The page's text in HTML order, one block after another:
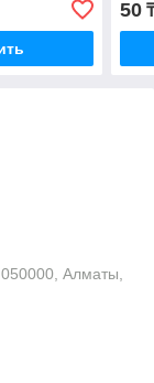
50
Алматы,